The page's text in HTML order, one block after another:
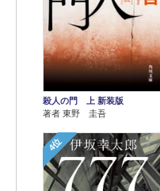
殺人の門 上 新装版
著者 東野 圭吾
4位